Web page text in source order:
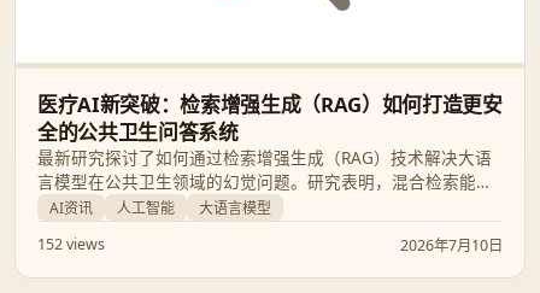
医疗AI新突破：检索增强生成（RAG）如何打造更安
全的公共卫生问答系统
最新研究探讨了如何通过检索增强生成（RAG）技术解决大语
言模型在公共卫生领域的幻觉问题。研究表明，混合检索能显
著提升回答准确性，使轻量级开源模型性能比肩闭源大模型。
AI资讯 人工智能
大语言模型
152 views
2026年7月10日